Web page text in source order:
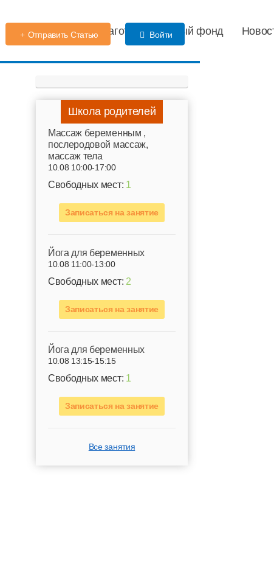
Детский сад Благотворительный фонд
Отправить Статью Войти
Школа родителей
Mассаж беременным ,
послеродовой массаж,
массаж тела
10.08 10:00-17:00
Свободных мест: 1
Записаться на занятие
Йога для беременных
10.08 11:00-13:00
Свободных мест: 2
Записаться на занятие
Йога для беременных
10.08 13:15-15:15
Свободных мест: 1
Записаться на занятие
Все занятия